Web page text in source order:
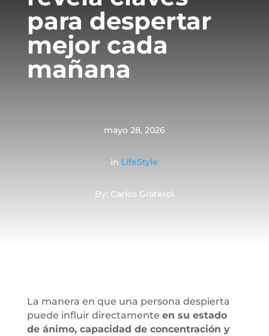
para despertar
mejor cada
mañana
mayo 28, 2026
in LifeStyle
By: Carlos Graterol
La manera en que una persona despierta
puede influir directamente en su estado
de ánimo, capacidad de concentración y